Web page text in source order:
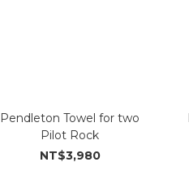
Pendleton Towel for two
Pilot Rock
NT$3,980